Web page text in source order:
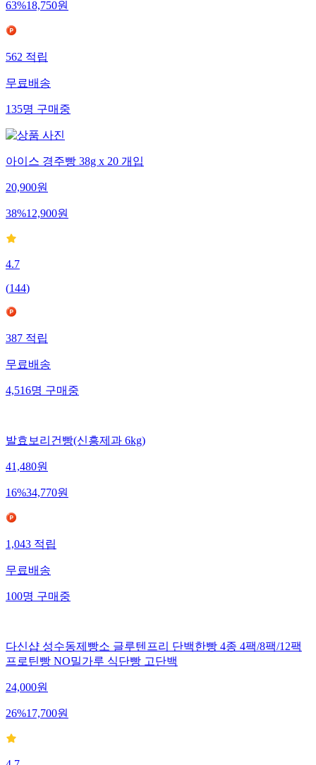
63%18,750원
562적립
무료배송
135명구매중
아이스 경주빵 38g x 20 개입
20,900원
38%12,900원
4.7
(144)
387적립
무료배송
4,516명구매중
발효보리건빵(신흥제과 6kg)
41,480원
16%34,770원
1,043적립
무료배송
100명구매중
다신샵 성수동제빵소 글루텐프리 단백한빵 4종 4팩/8팩/12팩
프로틴빵 NO밀가루 식단빵 고단백
24,000원
26%17,700원